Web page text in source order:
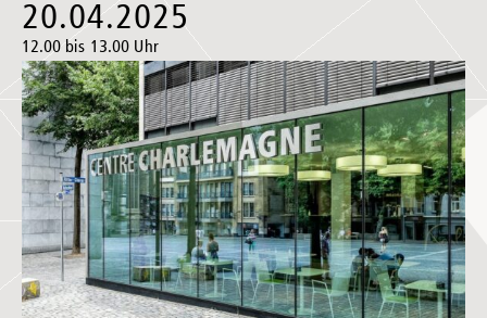
20.04.2025
12.00 bis 13.00 Uhr